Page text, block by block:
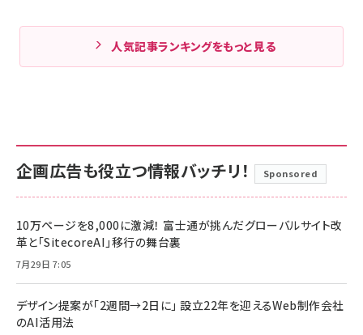
人気記事ランキングをもっと見る
企画広告も役立つ情報バッチリ！ Sponsored
10万ページを8,000に激減！ 富士通が挑んだグローバルサイト改
革と「SitecoreAI」移行の舞台裏
7月29日 7:05
デザイン提案が「2週間→2日に」 設立22年を迎えるWeb制作会社
のAI活用法